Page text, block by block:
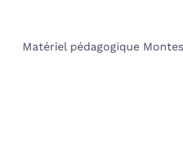
Matériel pédagogique